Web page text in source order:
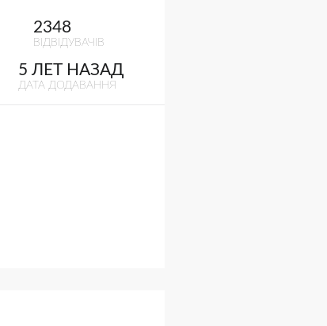
2348
ВІДВІДУВАЧІВ
5 ЛЕТ НАЗАД
ДАТА ДОДАВАННЯ